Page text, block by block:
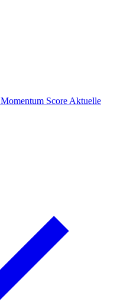
Momentum Score Aktuelle